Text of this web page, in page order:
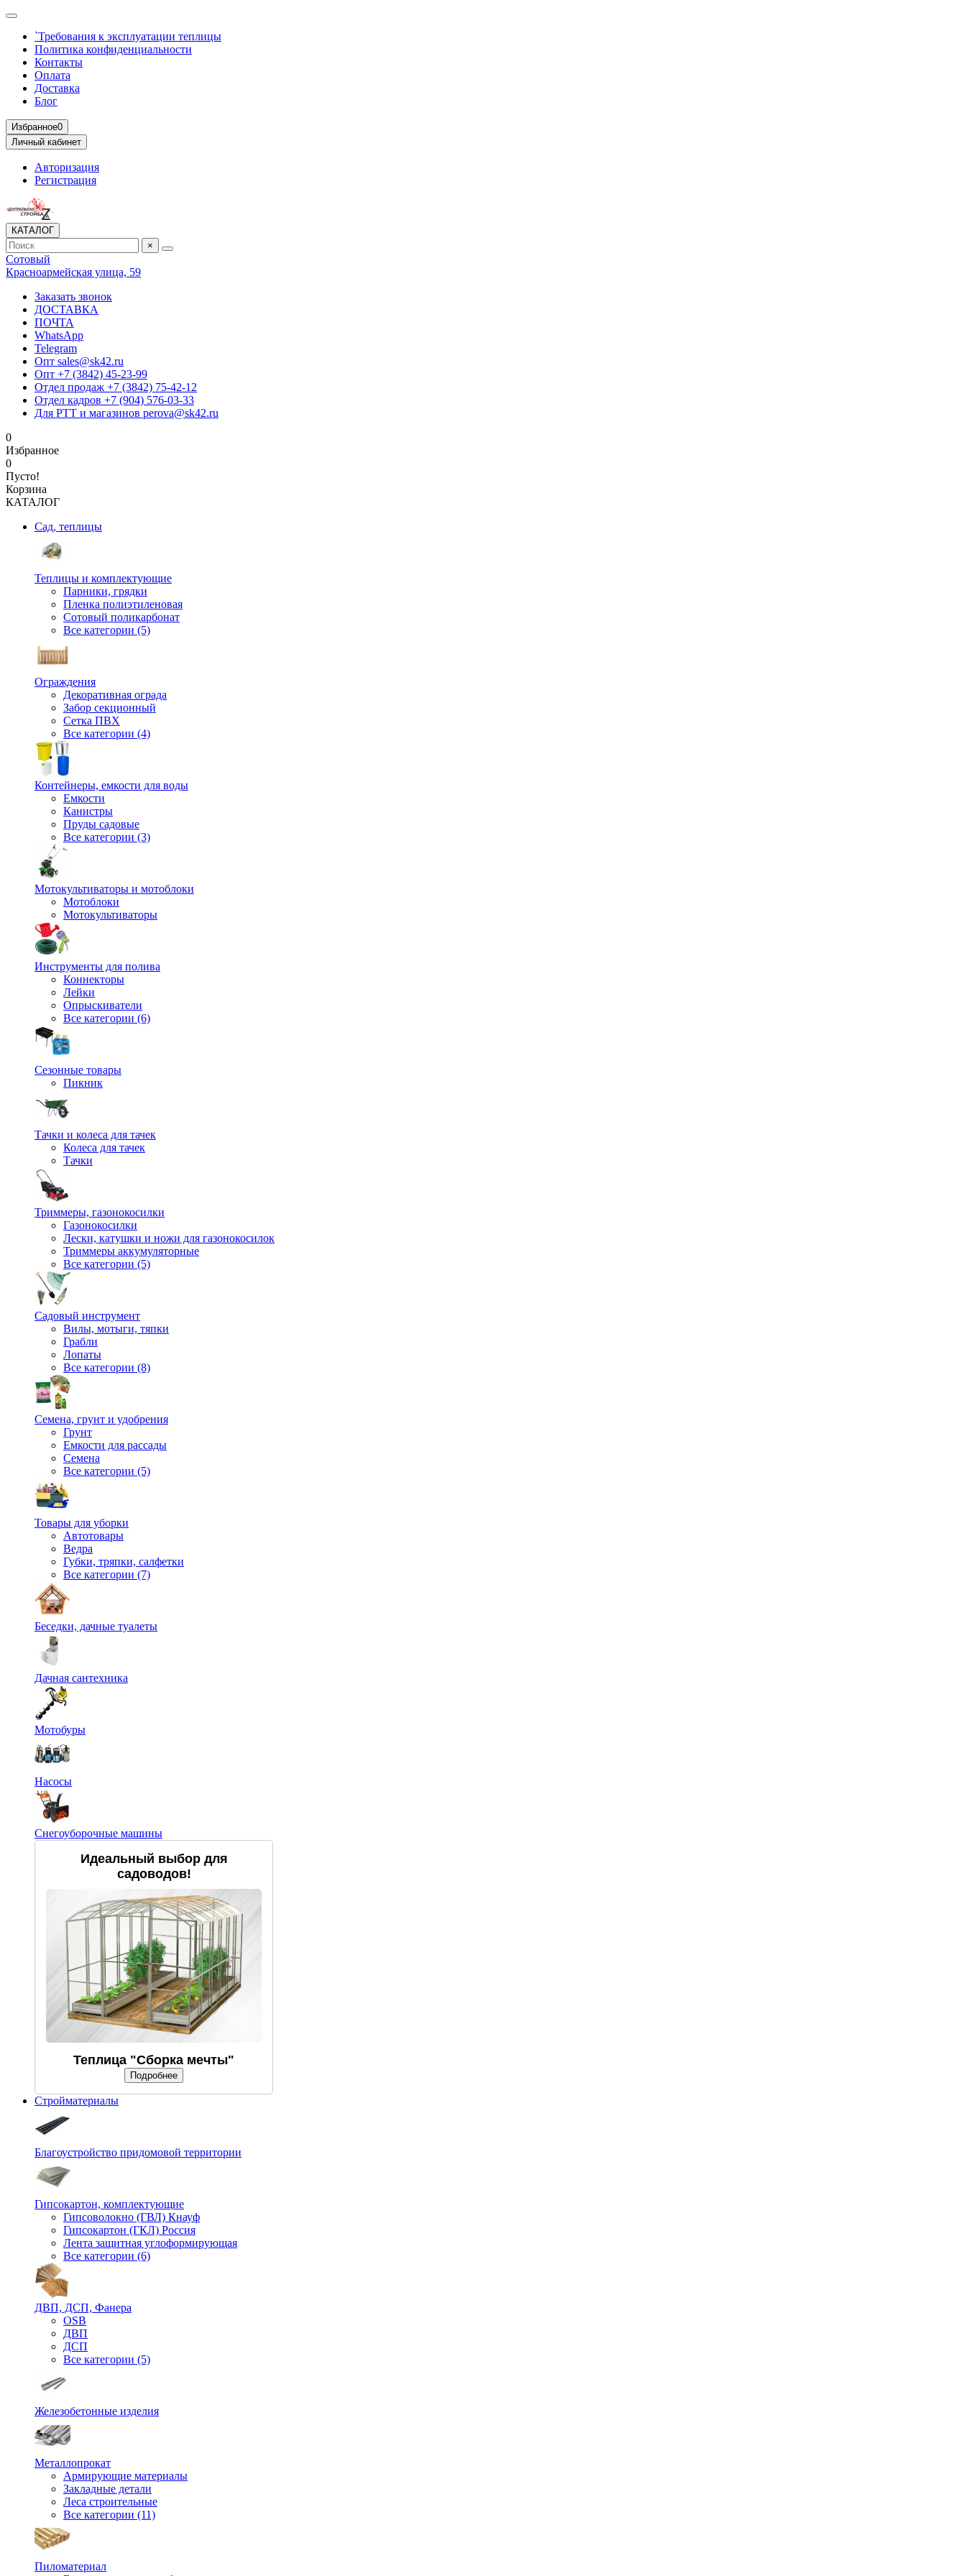
`Требования к эксплуатации теплицы
Политика конфиденциальности
Контакты
Оплата
Доставка
Блог
Избранное0
Личный кабинет
Авторизация
Регистрация
КАТАЛОГ
×
Сотовый
Красноармейская улица, 59
Заказать звонок
ДОСТАВКА
ПОЧТА
WhatsApp
Telegram
Опт sales@sk42.ru
Опт +7 (3842) 45-23-99
Отдел продаж +7 (3842) 75-42-12
Отдел кадров +7 (904) 576-03-33
Для РТТ и магазинов perova@sk42.ru
0
Избранное
0
Пусто!
Корзина
КАТАЛОГ
Сад, теплицы
Теплицы и комплектующие
Парники, грядки
Пленка полиэтиленовая
Сотовый поликарбонат
Все категории (5)
Ограждения
Декоративная ограда
Забор секционный
Сетка ПВХ
Все категории (4)
Контейнеры, емкости для воды
Емкости
Канистры
Пруды садовые
Все категории (3)
Мотокультиваторы и мотоблоки
Мотоблоки
Мотокультиваторы
Инструменты для полива
Коннекторы
Лейки
Опрыскиватели
Все категории (6)
Сезонные товары
Пикник
Тачки и колеса для тачек
Колеса для тачек
Тачки
Триммеры, газонокосилки
Газонокосилки
Лески, катушки и ножи для газонокосилок
Триммеры аккумуляторные
Все категории (5)
Садовый инструмент
Вилы, мотыги, тяпки
Грабли
Лопаты
Все категории (8)
Семена, грунт и удобрения
Грунт
Емкости для рассады
Семена
Все категории (5)
Товары для уборки
Автотовары
Ведра
Губки, тряпки, салфетки
Все категории (7)
Беседки, дачные туалеты
Дачная сантехника
Мотобуры
Насосы
Снегоуборочные машины
Идеальный выбор для
садоводов!
Теплица "Сборка мечты"
Подробнее
Стройматериалы
Благоустройство придомовой территории
Гипсокартон, комплектующие
Гипсоволокно (ГВЛ) Кнауф
Гипсокартон (ГКЛ) Россия
Лента защитная углоформирующая
Все категории (6)
ДВП, ДСП, Фанера
OSB
ДВП
ДСП
Все категории (5)
Железобетонные изделия
Металлопрокат
Армирующие материалы
Закладные детали
Леса строительные
Все категории (11)
Пиломатериал